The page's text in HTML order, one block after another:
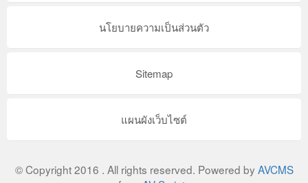
นโยบายความเป็นส่วนตัว
Sitemap
แผนผังเว็บไซต์
© Copyright 2016 . All rights reserved. Powered by AVCMS